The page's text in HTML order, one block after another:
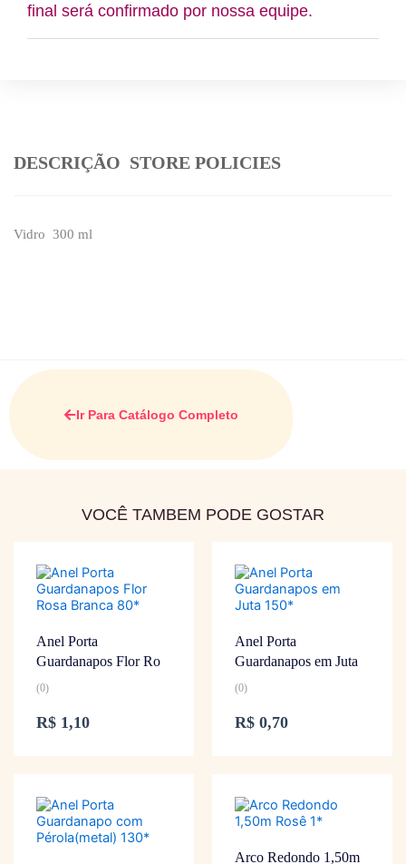
final será confirmado por nossa equipe.
DESCRIÇÃO STORE POLICIES
Vidro 300 ml
Ir Para Catálogo Completo
VOCÊ TAMBEM PODE GOSTAR
Anel Porta
Guardanapos Flor Ro
(0)
R$ 1,10
Anel Porta
Guardanapos em Juta
(0)
R$ 0,70
Arco Redondo 1,50m